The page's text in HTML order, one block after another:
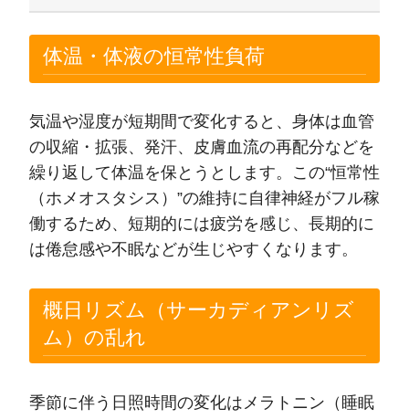
体温・体液の恒常性負荷
気温や湿度が短期間で変化すると、身体は血管
の収縮・拡張、発汗、皮膚血流の再配分などを
繰り返して体温を保とうとします。この“恒常性
（ホメオスタシス）”の維持に自律神経がフル稼
働するため、短期的には疲労を感じ、長期的に
は倦怠感や不眠などが生じやすくなります。
概日リズム（サーカディアンリズ
ム）の乱れ
季節に伴う日照時間の変化はメラトニン（睡眠